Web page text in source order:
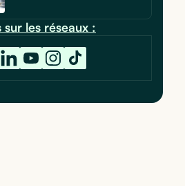
les réseaux :